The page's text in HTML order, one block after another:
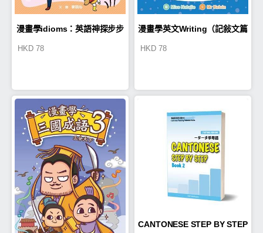
漫畫學idioms：英語神探步步
HKD 78
漫畫學英文Writing（記敍文篇
HKD 78
CANTONESE STEP BY STEP